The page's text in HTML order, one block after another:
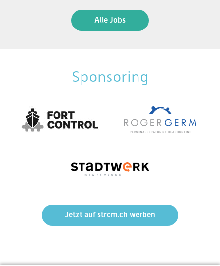
Alle Jobs
Sponsoring
Jetzt auf strom.ch werben